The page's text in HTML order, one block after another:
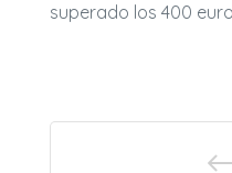
superado los 400